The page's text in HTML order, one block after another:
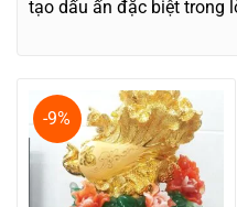
tạo dấu ấn đặc biệt trong
-9%